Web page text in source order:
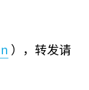
），转发请